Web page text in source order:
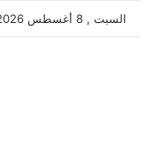
السبت , 8 أغسطس 2026